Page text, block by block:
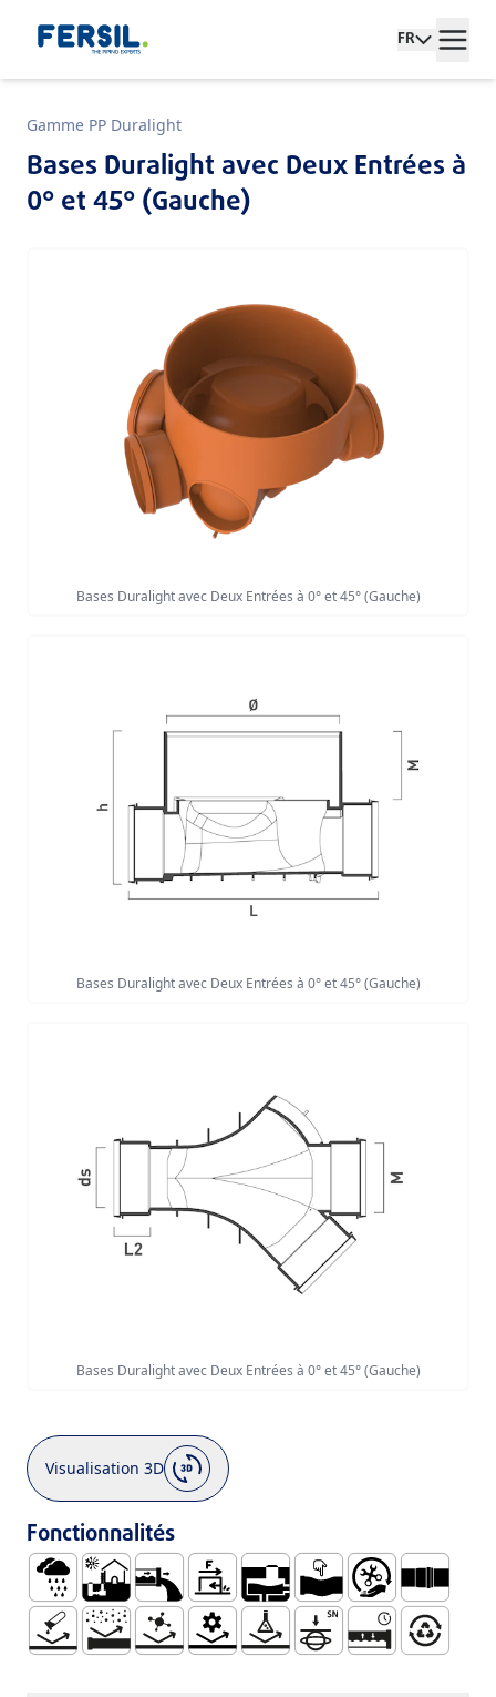
FR
Gamme PP Duralight
Bases Duralight avec Deux Entrées à
0° et 45° (Gauche)
Bases Duralight avec Deux Entrées à 0° et 45° (Gauche)
Bases Duralight avec Deux Entrées à 0° et 45° (Gauche)
Bases Duralight avec Deux Entrées à 0° et 45° (Gauche)
Visualisation 3D
Fonctionnalités
Eau de PluieSérie U Enterrée à L’extérieur du Bâtiment
Faible Rugosité des Parois Internes
Faible Coefficient de Frottement
Boîte Siphonée o Draine
DuctileManipulation et
Pour